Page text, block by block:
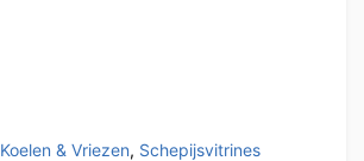
Koelen & Vriezen, Schepijsvitrines